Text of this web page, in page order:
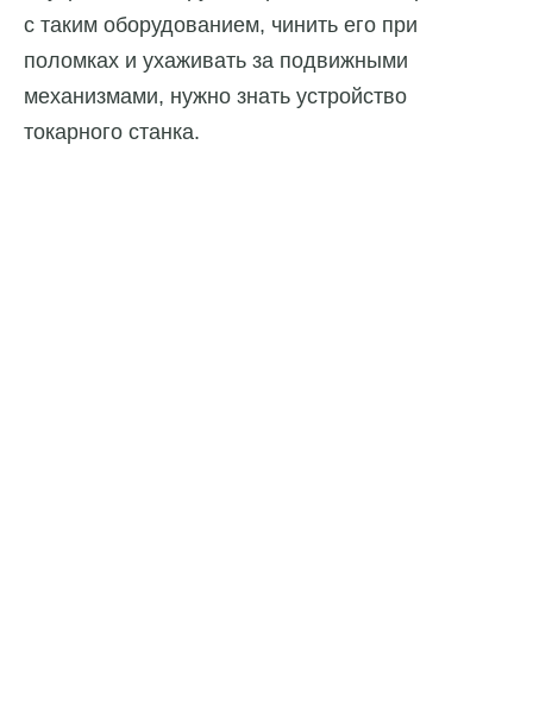
с таким оборудованием, чинить его при
поломках и ухаживать за подвижными
механизмами, нужно знать устройство
токарного станка.